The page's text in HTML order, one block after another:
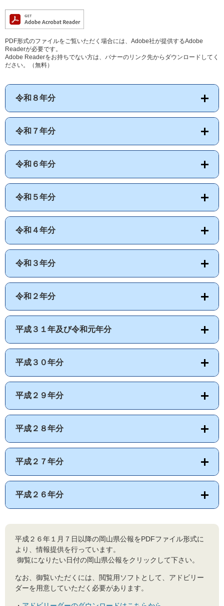
PDF形式のファイルをご覧いただく場合には、Adobe社が提供するAdobe
Readerが必要です。
Adobe Readerをお持ちでない方は、バナーのリンク先からダウンロードしてく
ださい。（無料）
令和８年分
令和７年分
令和６年分
令和５年分
令和４年分
令和３年分
令和２年分
平成３１年及び令和元年分
平成３０年分
平成２９年分
平成２８年分
平成２７年分
平成２６年分
平成２６年１月７日以降の岡山県公報をPDFファイル形式に
より、情報提供を行っています。
御覧になりたい日付の岡山県公報をクリックして下さい。
なお、御覧いただくには、閲覧用ソフトとして、アドビリー
ダーを用意していただく必要があります。